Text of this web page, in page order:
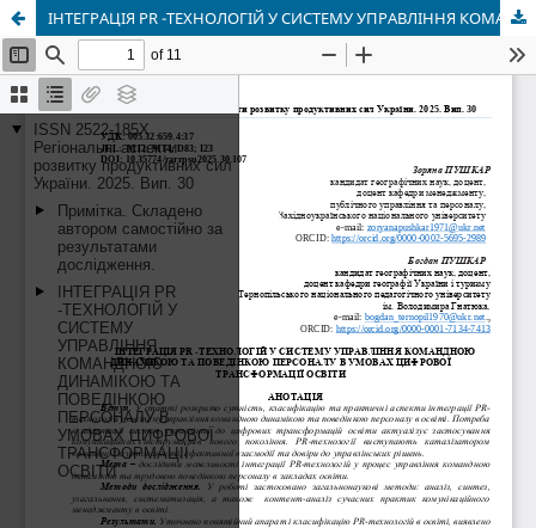
ІНТЕГРАЦІЯ PR -ТЕХНОЛОГІЙ У СИСТЕМУ УПРАВЛІННЯ КОМАНДНОЮ ДИНАМІКОЮ ТА ПОВЕДІНКОЮ ПЕРСОНАЛУ В УМОВАХ ЦИФРОВОЇ ТРАНСФОРМАЦІЇ ОСВІТИ